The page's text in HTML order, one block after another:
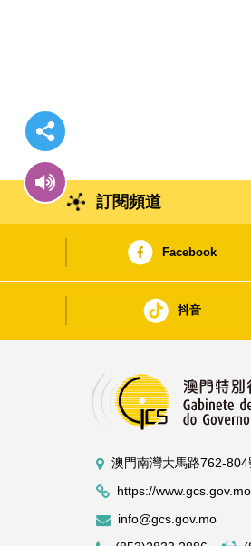
訂閱頻道
Facebook
抖音
澳門南灣大馬路762-
https://www.gcs.gov.mo
info@gcs.gov.mo